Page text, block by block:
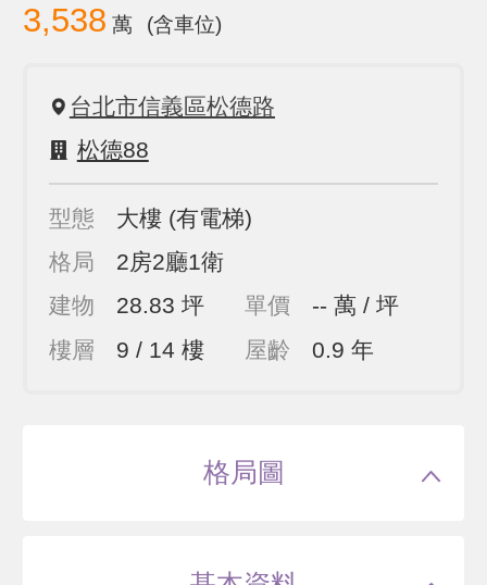
3,538 萬 (含車位)
台北市信義區松德路
松德88
型態 大樓 (有電梯)
格局
2房2廳1衛
建物
28.83 坪 單價
-- 萬 / 坪
樓層
9 / 14 樓 屋齡 0.9 年
格局圖